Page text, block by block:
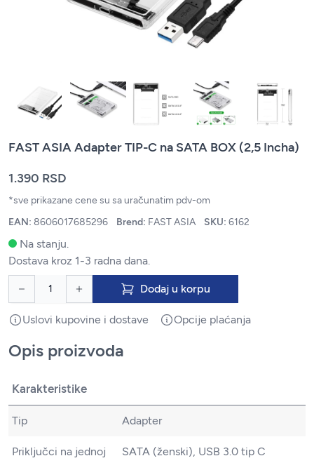
FAST ASIA Adapter TIP-C na SATA BOX (2,5 Incha)
1.390 RSD
*sve prikazane cene su sa uračunatim pdv-om
EAN: 8606017685296 Brend: FAST ASIA SKU: 6162
Na stanju.
Dostava kroz 1-3 radna dana.
Dodaj u korpu
Uslovi kupovine i dostave Opcije plaćanja
Opis proizvoda
Karakteristike
Tip Adapter
Priključci na jednoj
SATA (ženski), USB 3.0 tip C